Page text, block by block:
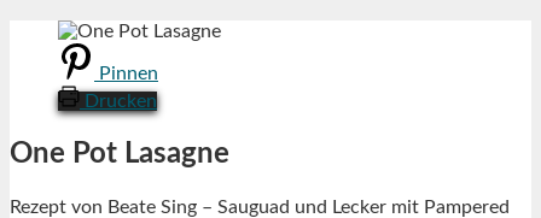
Pinnen
Drucken
One Pot Lasagne
Rezept von Beate Sing – Sauguad und Lecker mit Pampered